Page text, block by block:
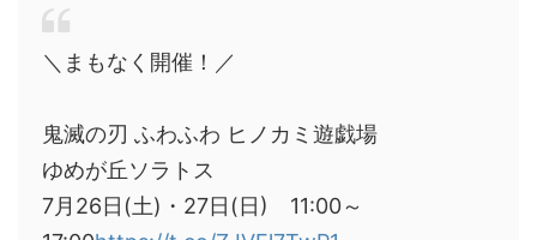
＼まもなく開催！／
鬼滅の刃 ふわふわ ヒノカミ遊戯場
ゆめが丘ソラトス
7月26日(土)・27日(日) 11:00～